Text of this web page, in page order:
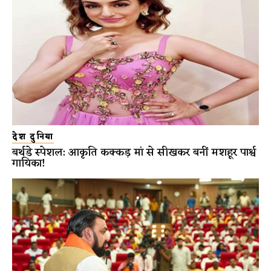
देश दुनिया
बर्थडे स्पेशल: आकृति कक्कड़ मां से सीखकर बनीं मशहूर पार्श्व
गायिका!